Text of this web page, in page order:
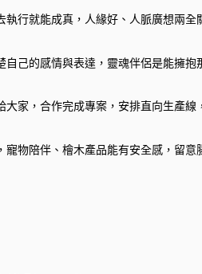
行就能成真，人緣好、人脈廣想兩全
己的感情與表達，靈魂伴侶是能擁抱
家，合作完成專案，安排直向生產線
物陪伴、檜木產品能有安全感，留意